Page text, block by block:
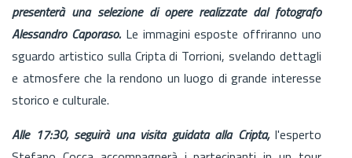
presenterà una selezione di opere realizzate dal fotografo
Alessandro Caporaso.Le immagini esposte offriranno uno
sguardo artistico sulla Cripta di Torrioni, svelando dettagli
e atmosfere che la rendono un luogo di grande interesse
storico e culturale.
Alle 17:30, seguirà una visita guidata alla Cripta,l'esperto